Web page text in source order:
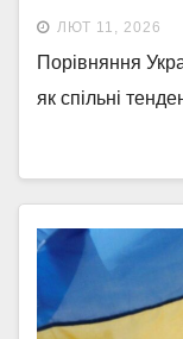
ЛЮТ 11, 2026
Порівняння
як спільні